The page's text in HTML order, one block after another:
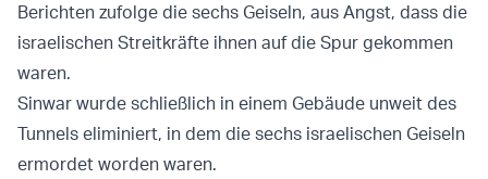
Berichten zufolge die sechs Geiseln, aus Angst, dass die
israelischen Streitkräfte ihnen auf die Spur gekommen
waren.
Sinwar wurde schließlich in einem Gebäude unweit des
Tunnels eliminiert, in dem die sechs israelischen Geiseln
ermordet worden waren.